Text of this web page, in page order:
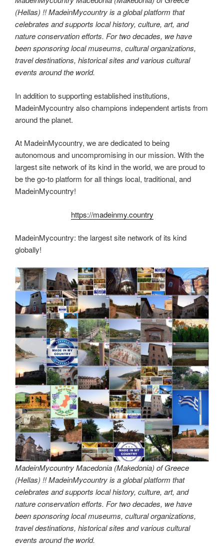
(Hellas) !! MadeinMycountry is a global platform that
celebrates and supports local history, culture, art, and
nature conservation efforts. For two decades, we have
been sponsoring local museums, cultural organizations,
travel destinations, historical sites and various cultural
events around the world.
In addition to supporting established institutions,
MadeinMycountry also champions independent artists from
around the planet.
At MadeinMycountry, we are dedicated to being
autonomous and uncompromising in our mission. With the
largest site network of its kind in the world, we are proud to
be the go-to platform for all things local, traditional, and
MadeinMycountry!
https://madeinmy.country
MadeinMycountry: the largest site network of its kind
globally!
MadeinMycountry Macedonia (Makedonia) of Greece
(Hellas) !! MadeinMycountry is a global platform that
celebrates and supports local history, culture, art, and
nature conservation efforts. For two decades, we have
been sponsoring local museums, cultural organizations,
travel destinations, historical sites and various cultural
events around the world.